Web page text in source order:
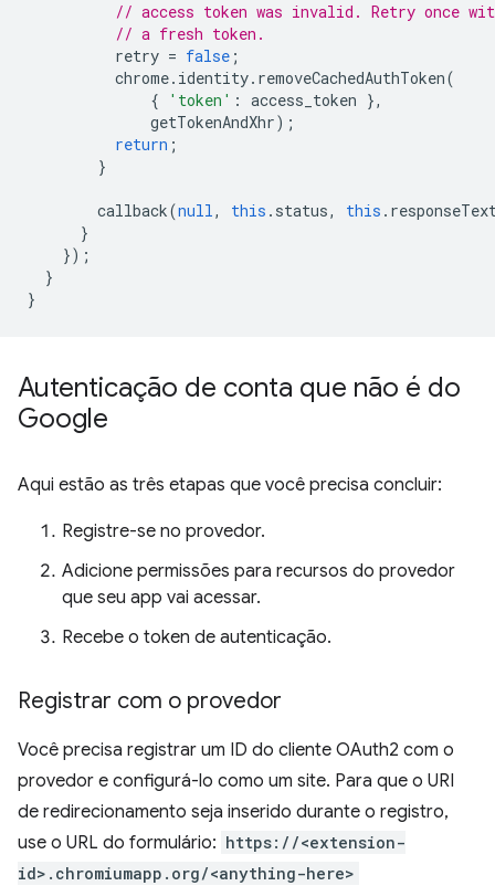
// access token was invalid. Retry once
// a fresh token.
retry = false ;
chrome. identity. removeCachedAuthToken(
{
'token' : access_token },
getTokenAndXhr);
return ;
}
callback(null, this . status, this .
}
});
}
}
Autenticação de conta que não é do
Google
Aqui estão as três etapas que você precisa concluir:
Registre-se no provedor.
Adicione permissões para recursos do provedor
que seu app vai acessar.
Recebe o token de autenticação.
Registrar com o provedor
Você precisa registrar um ID do cliente OAuth2 com o
provedor e configurá-lo como um site. Para que o URI
de redirecionamento seja inserido durante o registro,
use o URL do formulário: https://<extension-
id>.chromiumapp.org/<anything-here>